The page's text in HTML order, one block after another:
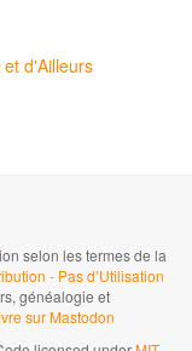
selon les termes de la
- Pas d’Utilisation
généalogie et
sur Mastodon